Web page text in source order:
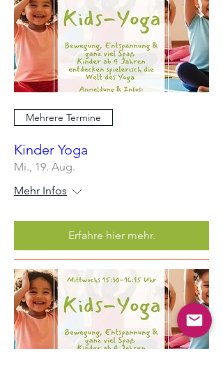
Mehrere Termine
Kinder Yoga
Mi., 19. Aug.
Mehr Infos
Erfahre hier mehr.